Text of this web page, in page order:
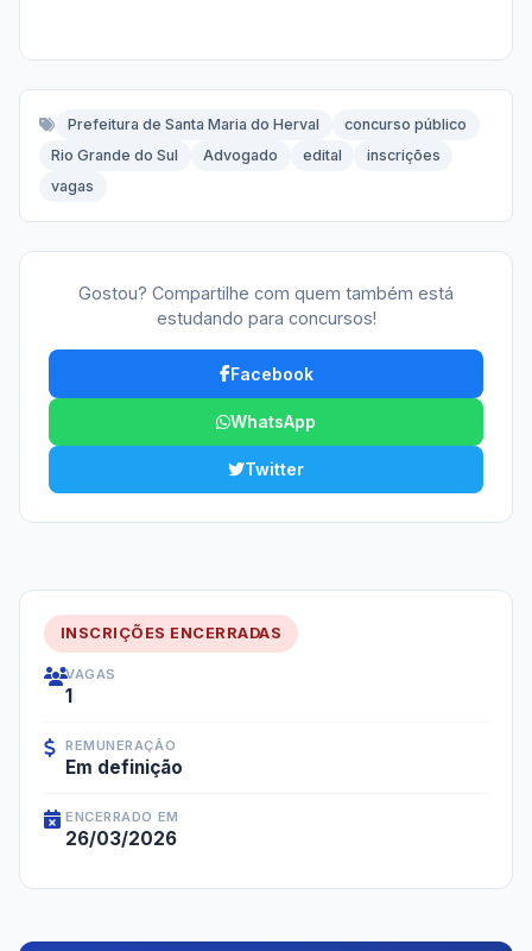
Prefeitura de Santa Maria do Herval
concurso público
Rio Grande do Sul
Advogado edital
inscrições
vagas
Gostou? Compartilhe com quem também está
estudando para concursos!
Facebook
WhatsApp
Twitter
INSCRIÇÕES ENCERRADAS
VAGAS
1
REMUNERAÇÃO
Em definição
ENCERRADO EM
26/03/2026